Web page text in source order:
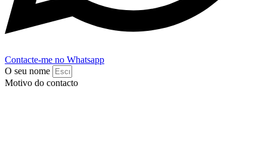
Contacte-me no Whatsapp
O seu nome
Motivo do contacto